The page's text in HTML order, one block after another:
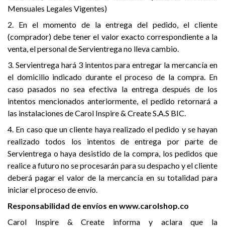
Mensuales Legales Vigentes)
2. En el momento de la entrega del pedido, el cliente
(comprador) debe tener el valor exacto correspondiente a la
venta, el personal de Servientrega no lleva cambio.
3. Servientrega hará 3 intentos para entregar la mercancía en
el domicilio indicado durante el proceso de la compra. En
caso pasados no sea efectiva la entrega después de los
intentos mencionados anteriormente, el pedido retornará a
las instalaciones de Carol Inspire & Create S.A.S BIC.
4. En caso que un cliente haya realizado el pedido y se hayan
realizado todos los intentos de entrega por parte de
Servientrega o haya desistido de la compra, los pedidos que
realice a futuro no se procesarán para su despacho y el cliente
deberá pagar el valor de la mercancía en su totalidad para
iniciar el proceso de envío.
Responsabilidad de envíos en www.carolshop.co
Carol Inspire & Create informa y aclara que la